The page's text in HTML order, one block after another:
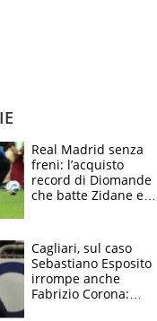
Real Madrid senza
freni: l’acquisto
record di Diomande
che batte Zidane e
Cagliari, sul caso
Sebastiano Esposito
irrompe anche
Fabrizio Corona: